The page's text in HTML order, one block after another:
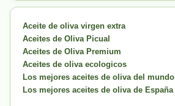
Aceite de oliva virgen extra
Aceites de Oliva Picual
Aceites de Oliva Premium
Aceites de oliva ecologicos
Los mejores aceites de oliva del mundo
Los mejores aceites de oliva de España